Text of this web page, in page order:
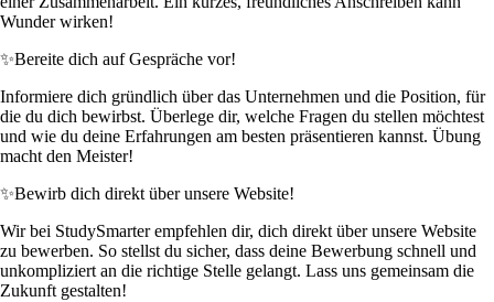
Wunder wirken!
✨Bereite dich auf Gespräche vor!
Informiere dich gründlich über das Unternehmen und die Position, für
die du dich bewirbst. Überlege dir, welche Fragen du stellen möchtest
und wie du deine Erfahrungen am besten präsentieren kannst. Übung
macht den Meister!
✨Bewirb dich direkt über unsere Website!
Wir bei StudySmarter empfehlen dir, dich direkt über unsere Website
zu bewerben. So stellst du sicher, dass deine Bewerbung schnell und
unkompliziert an die richtige Stelle gelangt. Lass uns gemeinsam die
Zukunft gestalten!